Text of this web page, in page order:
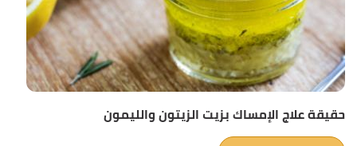
حقيقة علاج الإمساك بزيت الزيتون والليمون